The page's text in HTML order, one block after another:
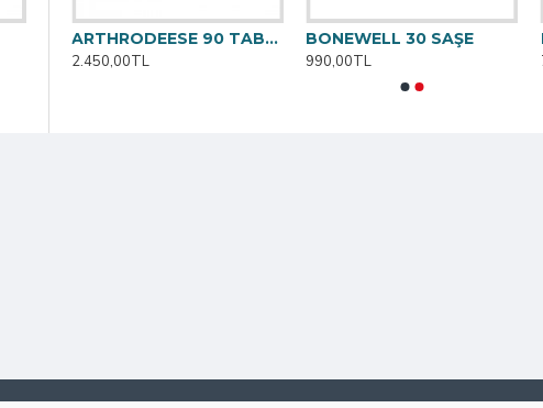
ARTHRODEESE 90 TABLET
2.450,00TL
BONEWELL 30 SAŞE
990,00TL